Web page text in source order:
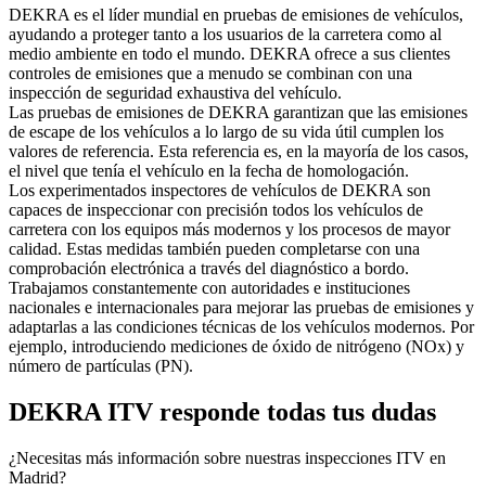
DEKRA es el líder mundial en pruebas de emisiones de vehículos,
ayudando a proteger tanto a los usuarios de la carretera como al
medio ambiente en todo el mundo. DEKRA ofrece a sus clientes
controles de emisiones que a menudo se combinan con una
inspección de seguridad exhaustiva del vehículo.
Las pruebas de emisiones de DEKRA garantizan que las emisiones
de escape de los vehículos a lo largo de su vida útil cumplen los
valores de referencia. Esta referencia es, en la mayoría de los casos,
el nivel que tenía el vehículo en la fecha de homologación.
Los experimentados inspectores de vehículos de DEKRA son
capaces de inspeccionar con precisión todos los vehículos de
carretera con los equipos más modernos y los procesos de mayor
calidad. Estas medidas también pueden completarse con una
comprobación electrónica a través del diagnóstico a bordo.
Trabajamos constantemente con autoridades e instituciones
nacionales e internacionales para mejorar las pruebas de emisiones y
adaptarlas a las condiciones técnicas de los vehículos modernos. Por
ejemplo, introduciendo mediciones de óxido de nitrógeno (NOx) y
número de partículas (PN).
DEKRA ITV responde todas tus dudas
¿Necesitas más información sobre nuestras inspecciones ITV en
Madrid?